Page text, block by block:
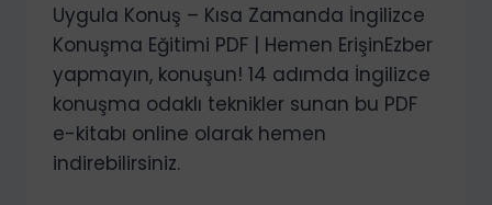
Uygula Konuş – Kısa Zamanda İngilizce
Konuşma Eğitimi PDF | Hemen ErişinEzber
yapmayın, konuşun! 14 adımda İngilizce
konuşma odaklı teknikler sunan bu PDF
e-kitabı online olarak hemen
indirebilirsiniz.